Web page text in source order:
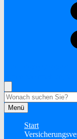
Menü
Start